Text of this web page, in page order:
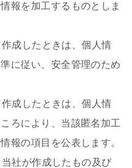
報を加工するものとしま
成したときは、個人情
に従い、安全管理のため
成したときは、個人情
ろにより、当該匿名加工
報の項目を公表します。
社が作成したもの及び